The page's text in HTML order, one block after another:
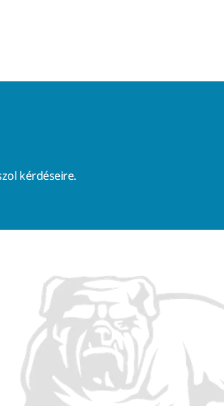
kérdéseire.